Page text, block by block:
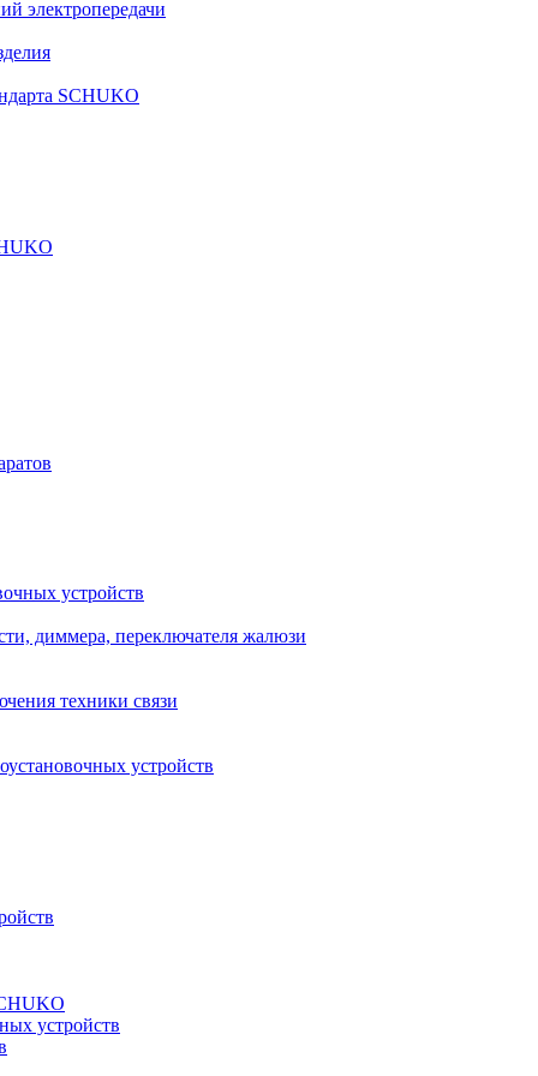
электропередачи
SCHUKO
устройств
диммера, переключателя жалюзи
техники связи
устройств
устройств